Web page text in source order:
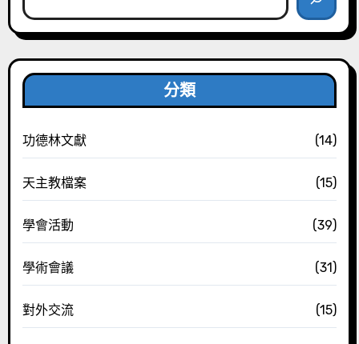
分類
功德林文獻 (14)
天主教檔案 (15)
學會活動 (39)
學術會議 (31)
對外交流 (15)